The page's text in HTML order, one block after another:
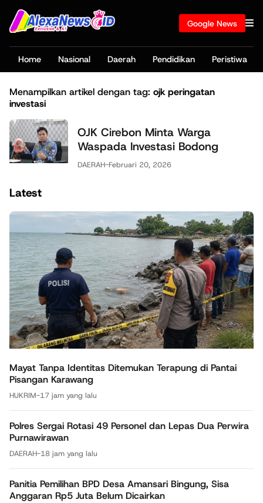
Google News
Home Nasional Daerah Pendidikan Peristiwa
Menampilkan artikel dengan tag: ojk peringatan
investasi
OJK Cirebon Minta Warga
Waspada Investasi Bodong
DAERAH-Februari 20, 2026
Latest
Mayat Tanpa Identitas Ditemukan Terapung di Pantai
Pisangan Karawang
HUKRIM-17 jam yang lalu
Polres Sergai Rotasi 49 Personel dan Lepas Dua Perwira
Purnawirawan
DAERAH-18 jam yang lalu
Panitia Pemilihan BPD Desa Amansari Bingung, Sisa
Anggaran Rp5 Juta Belum Dicairkan